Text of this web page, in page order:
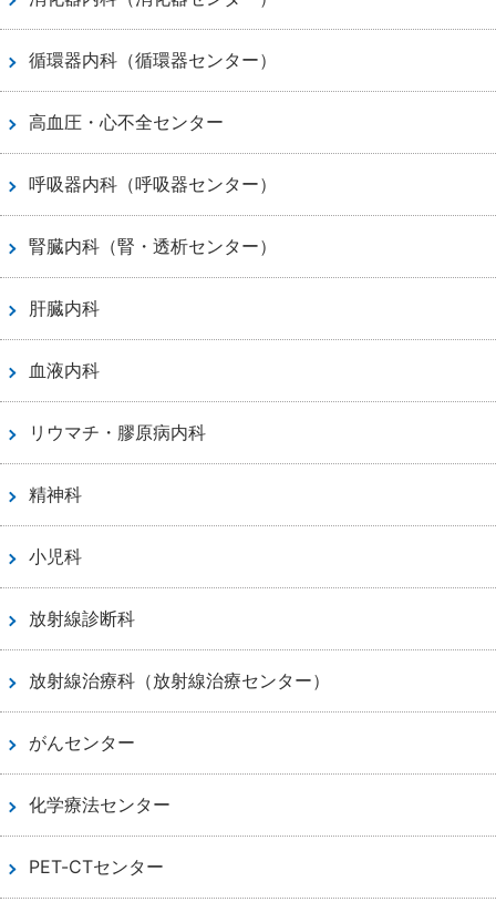
循環器内科（循環器センター）
高血圧・心不全センター
呼吸器内科（呼吸器センター）
腎臓内科（腎・透析センター）
肝臓内科
血液内科
リウマチ・膠原病内科
精神科
小児科
放射線診断科
放射線治療科（放射線治療センター）
がんセンター
化学療法センター
PET-CTセンター